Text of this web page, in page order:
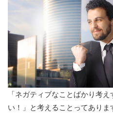
「ネガティブなことばかり考
い！」と考えることってあり